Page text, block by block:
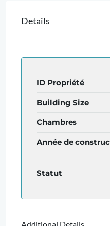
Details
ID Propriété
Building Size
Chambres
Année de
Statut